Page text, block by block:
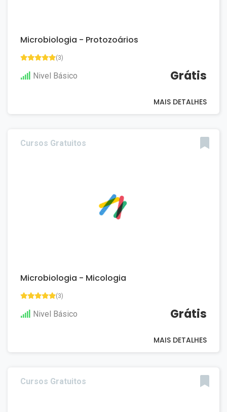
Microbiologia - Protozoários
(3)
Nivel Básico Grátis
MAIS DETALHES
Cursos Gratuitos
Microbiologia - Micologia
(3)
Nivel Básico Grátis
MAIS DETALHES
Cursos Gratuitos